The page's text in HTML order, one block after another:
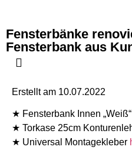
Fensterbänke
Fensterbank aus
Erstellt am 10.07.2022
★ Fensterbank Innen „Weiß“
★ Torkase 25cm
★ Universal Montagekleber